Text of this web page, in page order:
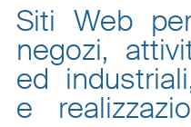
Siti Web
negozi,
ed
e